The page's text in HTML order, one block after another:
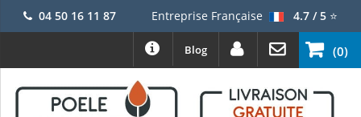
04 50 16 11 87 Entreprise Française 4.7 / 5⭐
(0)
Blog